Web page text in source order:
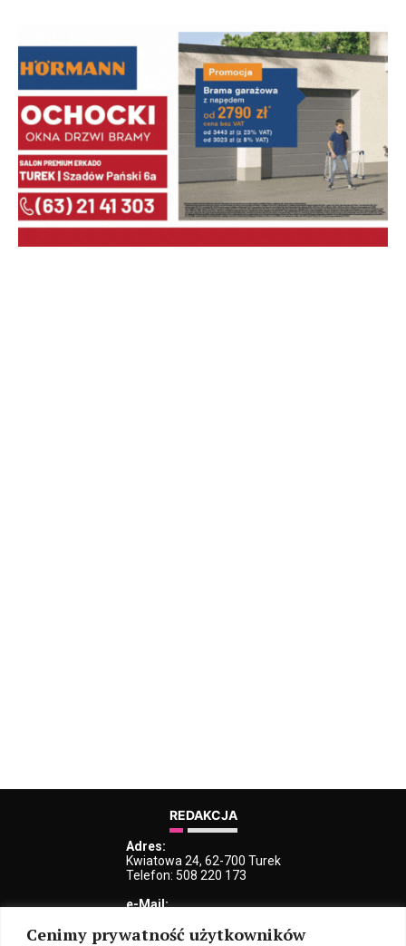
Cenimy prywatność użytkowników
REDAKCJA
Adres:
Kwiatowa 24, 62-700 Turek
Telefon: 508 220 173
e-Mail:
redakcja@iturek.net